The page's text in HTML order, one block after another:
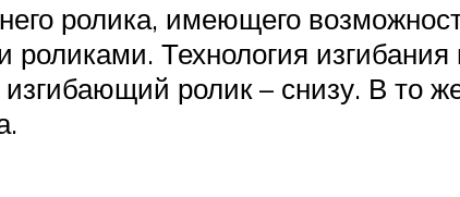
ролика, имеющего
Технология
ролик – снизу. В то